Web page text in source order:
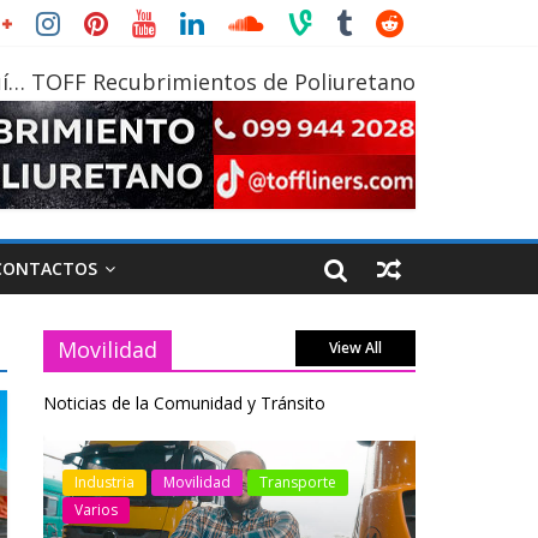
TOFF Recubrimientos de Poliuretano
Movilidad View All
Noticias de la Comunidad y Tránsito
Industria Movilidad
Transporte
Varios